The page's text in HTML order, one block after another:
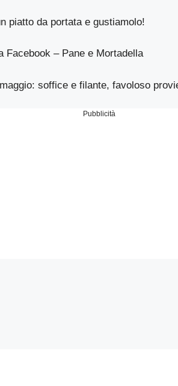
piatto da portata e gustiamolo!
Facebook – Pane e Mortadella
soffice e filante, favoloso
Pubblicità